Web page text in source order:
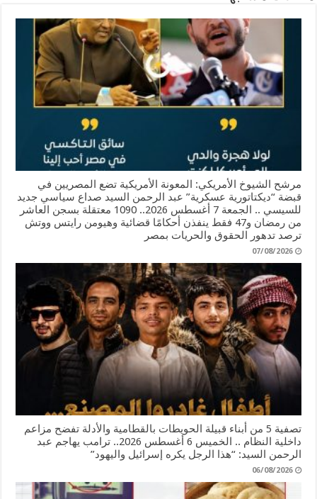
مرشح الشيوخ الأمريكي: المعونة الأمريكية تضع المصريين في
قبضة “ديكتاتورية عسكرية” عبد الرحمن السيد صداع سياسي جديد
للسيسي .. الجمعة 7 أغسطس 2026.. 1090 معتقلة بسجن العاشر
من رمضان و47 فقط ينفذن أحكامًا قضائية وهيومن رايتس ووتش
ترصد تدهور الحقوق والحريات بمصر
07/08/2026
تصفية 5 من أبناء قبيلة الحويطات بالقطامية والأدلة تفضح مزاعم
داخلية النظام .. الخميس 6 أغسطس 2026.. ترامب يهاجم عبد
الرحمن السيد: “هذا الرجل يكره إسرائيل واليهود”
06/08/2026